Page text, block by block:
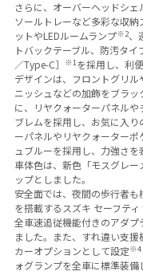
さらに、オーバーヘッドシェ
ソールトレーなど多彩な収
ットやLEDルームランプ※2、
トバックテーブル、防汚タ
／Type-C］
※1を採用し、利
デザインは、フロントグリ
ニッシュなどの加飾をブラ
に、リヤクォーターパネル
ブレムを採用し、お気に入
ーパネルやリヤクォーター
ュブルーを採用し、力強さを
車体色は、新色「モスグレ
ップとしました。
安全面では、夜間の歩行者
を搭載するスズキ セーフテ
全車速追従機能付きのアダプ
ました。また、すれ違い支
カーオプションとして設定※4
ォグランプを全車に標準装備